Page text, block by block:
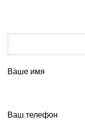
Ваше имя
Ваш телефон